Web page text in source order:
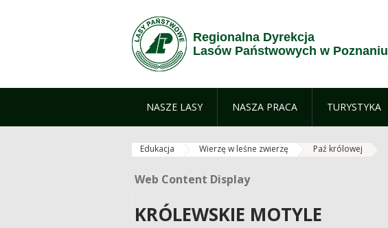
Regionalna Dyrekcja
Lasów Państwowych w Poznaniu
NASZE LASY NASZA PRACA TURYSTYKA
Edukacja Wierzę w leśne zwierzę Paź królowej
Web Content Display
Web Content Display
KRÓLEWSKIE MOTYLE